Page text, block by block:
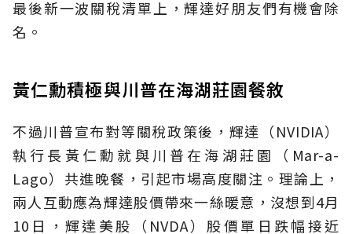
最後新一波關稅清單上，輝達好朋友們有機會除
名。
黃仁勳積極與川普在海湖莊園餐敘
不過川普宣布對等關稅政策後，輝達（NVIDIA）
執行長黃仁勳就與川普在海湖莊園（Mar-a-
Lago）共進晚餐，引起市場高度關注。理論上，
兩人互動應為輝達股價帶來一絲暖意，沒想到4月
10日，輝達美股（NVDA）股價單日跌幅接近